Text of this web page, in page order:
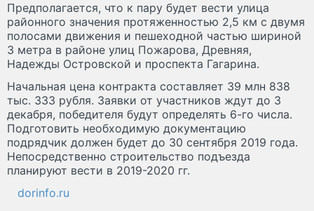
Предполагается, что к пару будет вести улица
районного значения протяженностью 2,5 км с двумя
полосами движения и пешеходной частью шириной
3 метра в районе улиц Пожарова, Древняя,
Надежды Островской и проспекта Гагарина.
Начальная цена контракта составляет 39 млн 838
тыс. 333 рубля. Заявки от участников ждут до 3
декабря, победителя будут определять 6-го числа.
Подготовить необходимую документацию
подрядчик должен будет до 30 сентября 2019 года.
Непосредственно строительство подъезда
планируют вести в 2019-2020 гг.
dorinfo.ru